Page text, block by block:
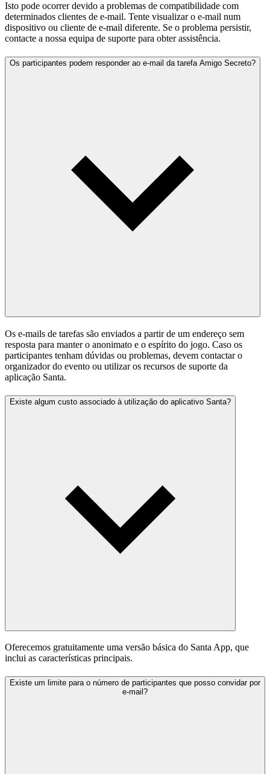
Isto pode ocorrer devido a problemas de compatibilidade com
determinados clientes de e-mail. Tente visualizar o e-mail num
dispositivo ou cliente de e-mail diferente. Se o problema persistir,
contacte a nossa equipa de suporte para obter assistência.
Os participantes podem responder ao e-mail da tarefa Amigo Secreto?
Os e-mails de tarefas são enviados a partir de um endereço sem
resposta para manter o anonimato e o espírito do jogo. Caso os
participantes tenham dúvidas ou problemas, devem contactar o
organizador do evento ou utilizar os recursos de suporte da
aplicação Santa.
Existe algum custo associado à utilização do aplicativo Santa?
Oferecemos gratuitamente uma versão básica do Santa App, que
inclui as características principais.
Existe um limite para o número de participantes que posso convidar por
e-mail?